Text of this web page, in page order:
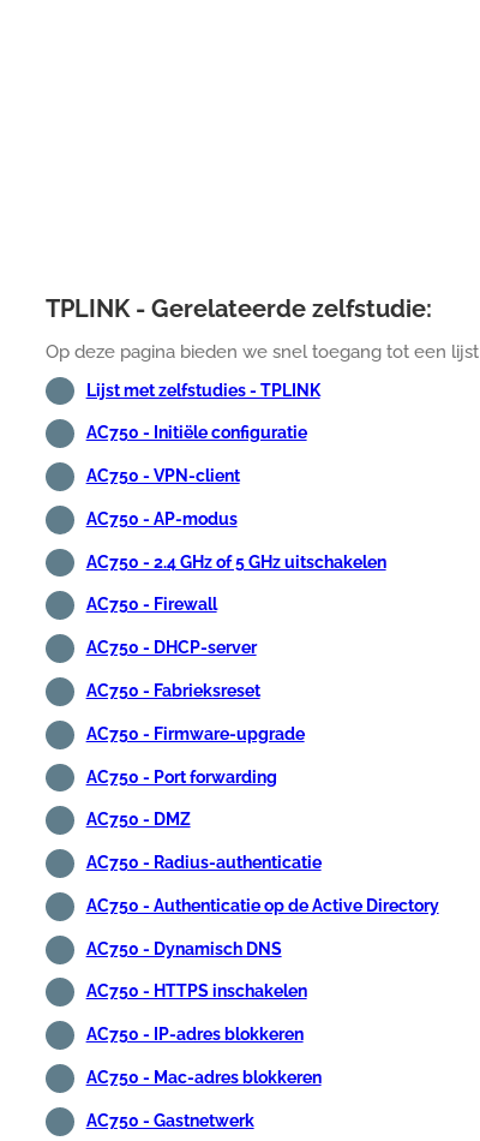
TPLINK - Gerelateerde zelfstudie:
Op deze pagina bieden we snel toegang tot een
Lijst met zelfstudies - TPLINK
AC750 - Initiële configuratie
AC750 - VPN-client
AC750 - AP-modus
AC750 - 2.4 GHz of 5 GHz uitschakelen
AC750 - Firewall
AC750 - DHCP-server
AC750 - Fabrieksreset
AC750 - Firmware-upgrade
AC750 - Port forwarding
AC750 - DMZ
AC750 - Radius-authenticatie
AC750 - Authenticatie op de Active Directory
AC750 - Dynamisch DNS
AC750 - HTTPS inschakelen
AC750 - IP-adres blokkeren
AC750 - Mac-adres blokkeren
AC750 - Gastnetwerk